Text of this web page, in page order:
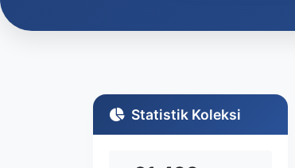
Statistik Koleksi